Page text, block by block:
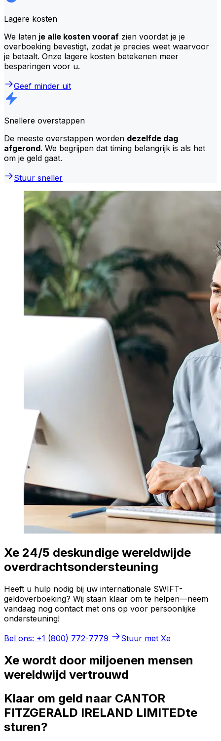
Lagere kosten
We laten je alle kosten vooraf zien voordat je je
overboeking bevestigt, zodat je precies weet waarvoor
je betaalt. Onze lagere kosten betekenen meer
besparingen voor u.
Geef minder uit
Snellere overstappen
De meeste overstappen worden dezelfde dag
afgerond. We begrijpen dat timing belangrijk is als het
om je geld gaat.
Stuur sneller
Xe 24/5 deskundige wereldwijde
overdrachtsondersteuning
Heeft u hulp nodig bij uw internationale SWIFT-
geldoverboeking? Wij staan klaar om te helpen—neem
vandaag nog contact met ons op voor persoonlijke
ondersteuning!
Bel ons: +1 (800) 772-7779
Stuur met Xe
Xe wordt door miljoenen mensen
wereldwijd vertrouwd
Klaar om geld naar CANTOR
FITZGERALD IRELAND LIMITEDte
sturen?